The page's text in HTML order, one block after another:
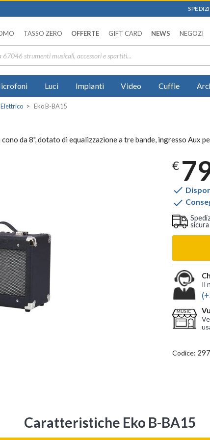
TASSO ZERO OFFERTE GIFT CARD NEWS NEGOZI
Luci Impianti Video Cuffie
Eko B-BA15
da 8", dotato di equalizzazione a tre bande, ingresso Aux
€


sicura
Il
Codice:
Caratteristiche Eko B-BA15